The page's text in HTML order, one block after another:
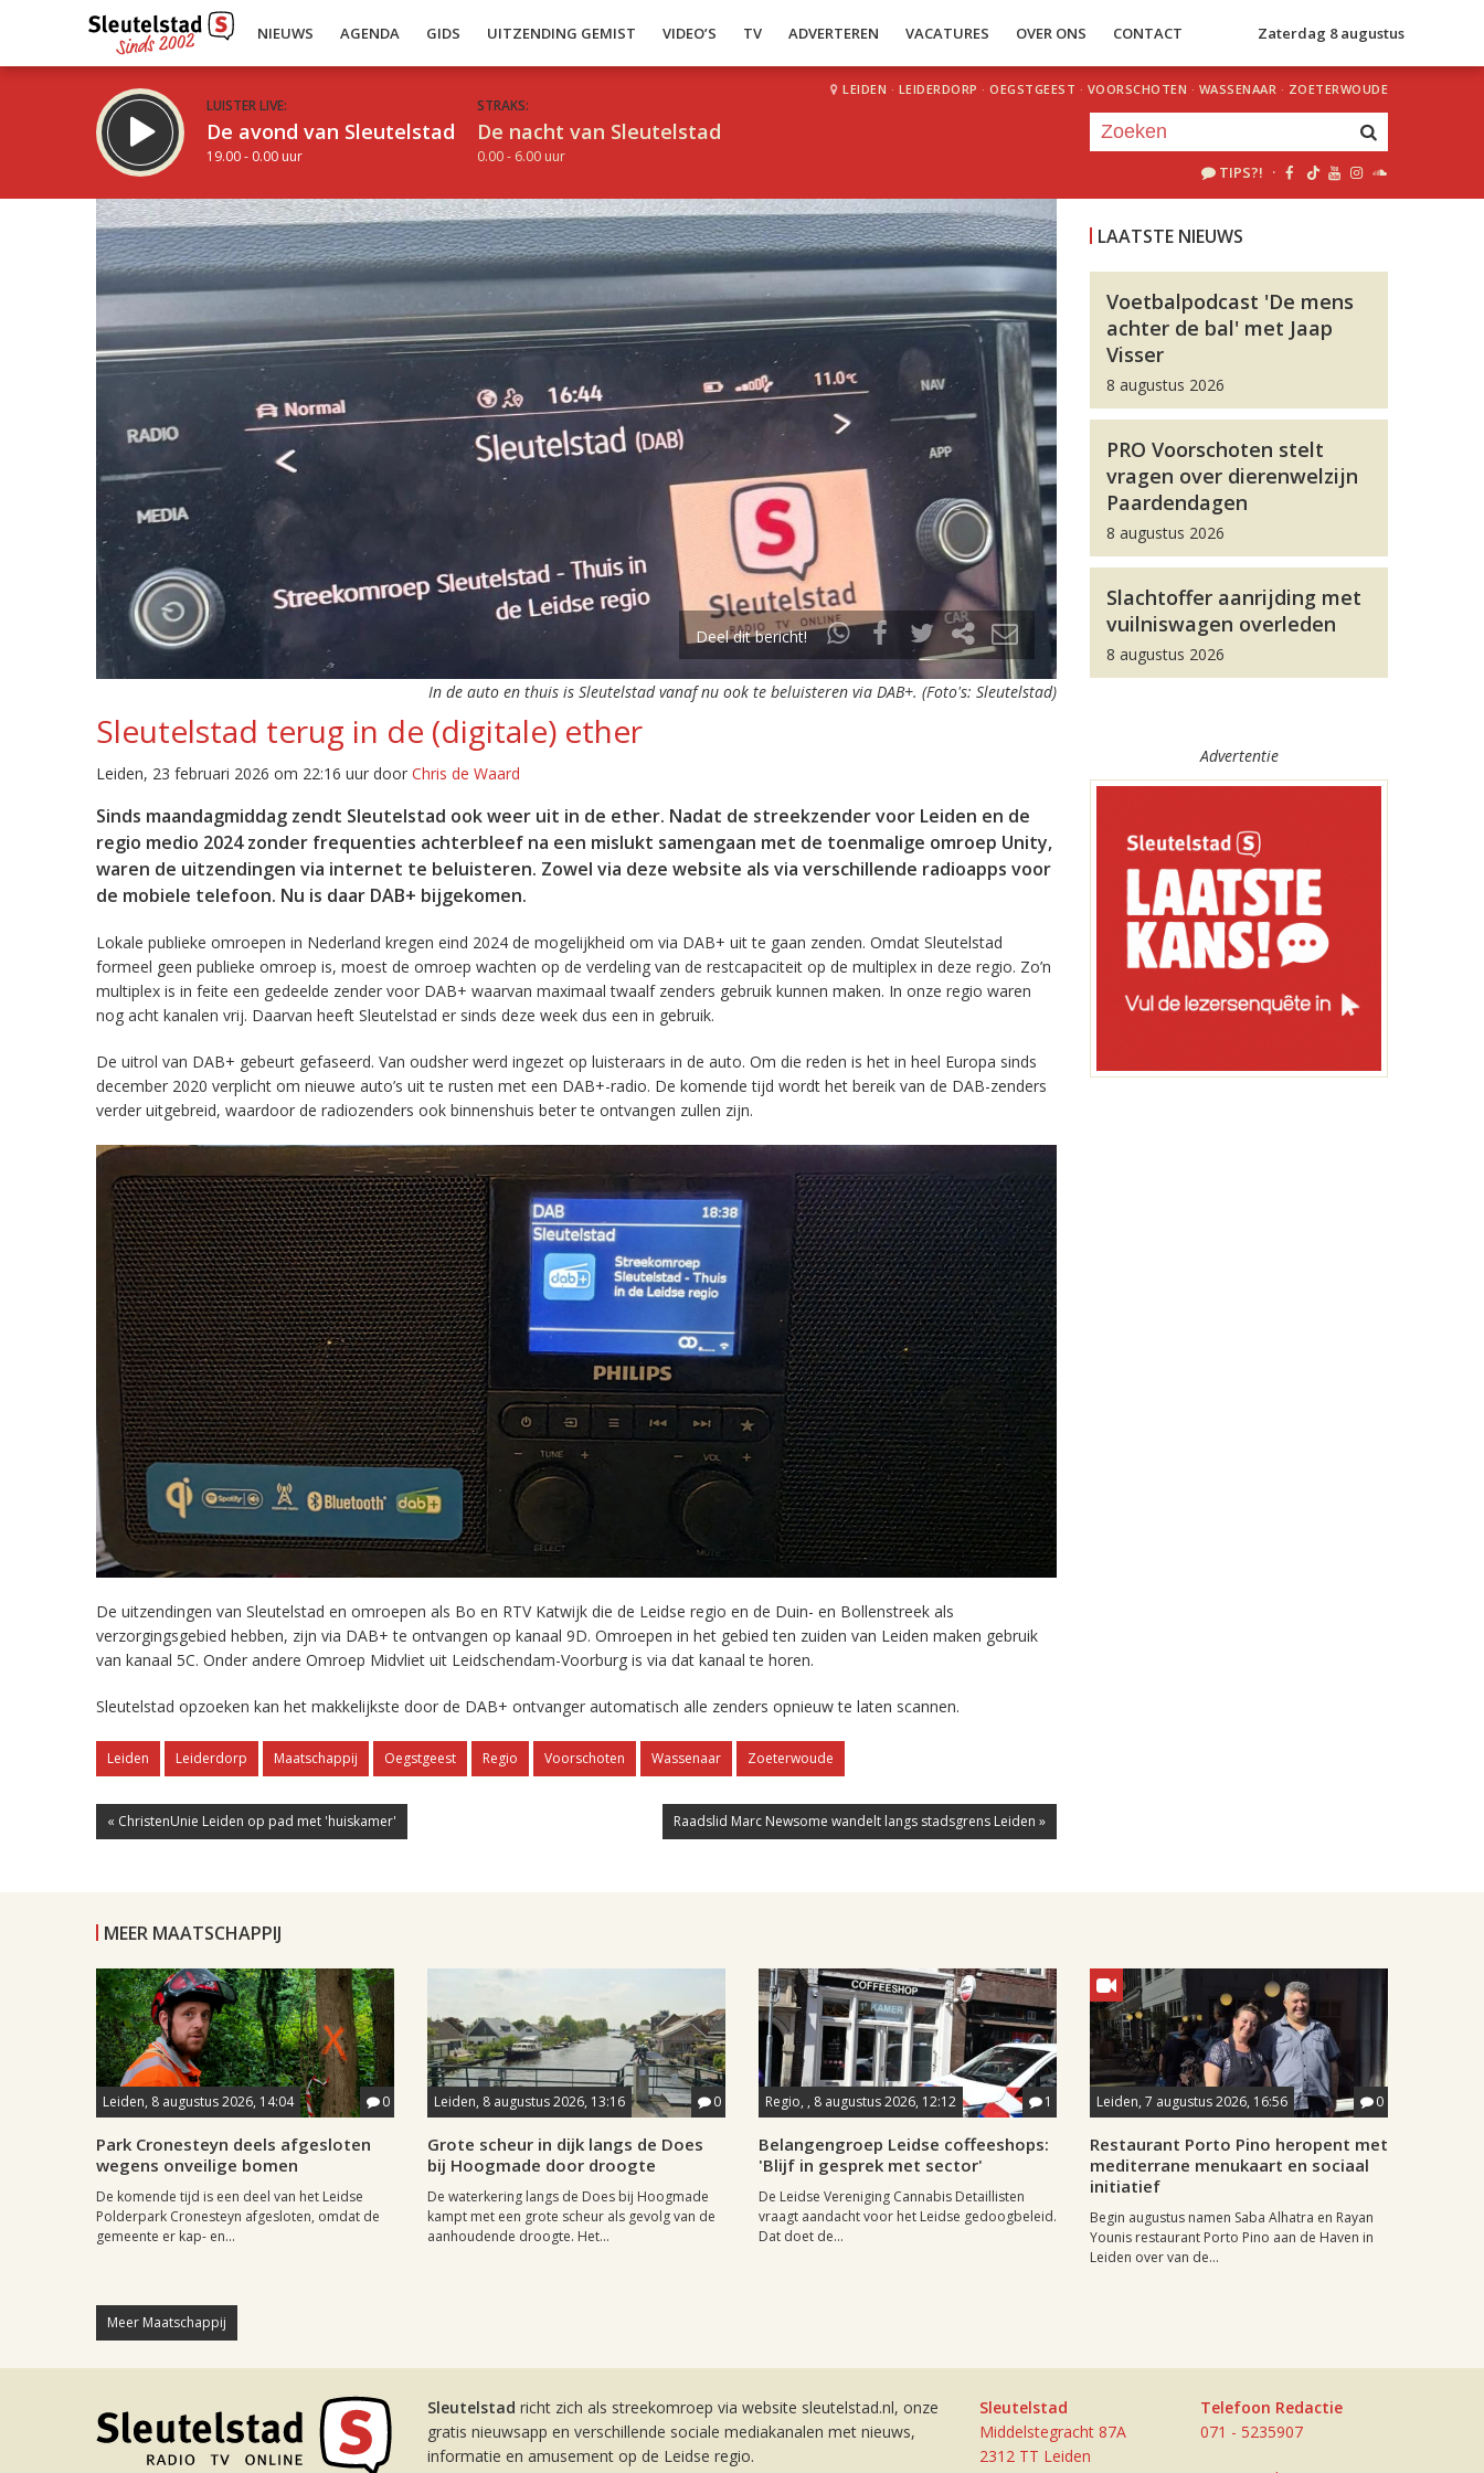
NIEUWS AGENDA GIDS UITZENDING GEMIST VIDEO’S TV ADVERTEREN VACATURES OVER ONS CONTACT Zaterdag 8 augustus
LUISTER LIVE:
De avond van Sleutelstad
19.00 - 0.00 uur
STRAKS:
De nacht van Sleutelstad
0.00 - 6.00 uur
LEIDEN · LEIDERDORP · OEGSTGEEST · VOORSCHOTEN · WASSENAAR · ZOETERWOUDE
TIPS?! ·
Deel dit bericht!
In de auto en thuis is Sleutelstad vanaf nu ook te beluisteren via DAB+. (Foto's: Sleutelstad)
Sleutelstad terug in de (digitale) ether
Leiden, 23 februari 2026 om 22:16 uur door Chris de Waard
Sinds maandagmiddag zendt Sleutelstad ook weer uit in de ether. Nadat de streekzender voor Leiden en de
regio medio 2024 zonder frequenties achterbleef na een mislukt samengaan met de toenmalige omroep Unity,
waren de uitzendingen via internet te beluisteren. Zowel via deze website als via verschillende radioapps voor
de mobiele telefoon. Nu is daar DAB+ bijgekomen.
Lokale publieke omroepen in Nederland kregen eind 2024 de mogelijkheid om via DAB+ uit te gaan zenden. Omdat Sleutelstad
formeel geen publieke omroep is, moest de omroep wachten op de verdeling van de restcapaciteit op de multiplex in deze regio. Zo’n
multiplex is in feite een gedeelde zender voor DAB+ waarvan maximaal twaalf zenders gebruik kunnen maken. In onze regio waren
nog acht kanalen vrij. Daarvan heeft Sleutelstad er sinds deze week dus een in gebruik.
De uitrol van DAB+ gebeurt gefaseerd. Van oudsher werd ingezet op luisteraars in de auto. Om die reden is het in heel Europa sinds
december 2020 verplicht om nieuwe auto’s uit te rusten met een DAB+-radio. De komende tijd wordt het bereik van de DAB-zenders
verder uitgebreid, waardoor de radiozenders ook binnenshuis beter te ontvangen zullen zijn.
De uitzendingen van Sleutelstad en omroepen als Bo en RTV Katwijk die de Leidse regio en de Duin- en Bollenstreek als
verzorgingsgebied hebben, zijn via DAB+ te ontvangen op kanaal 9D. Omroepen in het gebied ten zuiden van Leiden maken gebruik
van kanaal 5C. Onder andere Omroep Midvliet uit Leidschendam-Voorburg is via dat kanaal te horen.
Sleutelstad opzoeken kan het makkelijkste door de DAB+ ontvanger automatisch alle zenders opnieuw te laten scannen.
Leiden Leiderdorp Maatschappij Oegstgeest Regio Voorschoten Wassenaar Zoeterwoude
« ChristenUnie Leiden op pad met 'huiskamer' Raadslid Marc Newsome wandelt langs stadsgrens Leiden »
LAATSTE NIEUWS
Voetbalpodcast 'De mens
achter de bal' met Jaap
Visser
8 augustus 2026
PRO Voorschoten stelt
vragen over dierenwelzijn
Paardendagen
8 augustus 2026
Slachtoffer aanrijding met
vuilniswagen overleden
8 augustus 2026
Advertentie
MEER MAATSCHAPPIJ
Leiden, 8 augustus 2026, 14:04 0
Park Cronesteyn deels afgesloten
wegens onveilige bomen
De komende tijd is een deel van het Leidse
Polderpark Cronesteyn afgesloten, omdat de
gemeente er kap- en...
Leiden, 8 augustus 2026, 13:16 0
Grote scheur in dijk langs de Does
bij Hoogmade door droogte
De waterkering langs de Does bij Hoogmade
kampt met een grote scheur als gevolg van de
aanhoudende droogte. Het...
Regio, , 8 augustus 2026, 12:12 1
Belangengroep Leidse coffeeshops:
'Blijf in gesprek met sector'
De Leidse Vereniging Cannabis Detaillisten
vraagt aandacht voor het Leidse gedoogbeleid.
Dat doet de...
Leiden, 7 augustus 2026, 16:56 0
Restaurant Porto Pino heropent met
mediterrane menukaart en sociaal
initiatief
Begin augustus namen Saba Alhatra en Rayan
Younis restaurant Porto Pino aan de Haven in
Leiden over van de...
Meer Maatschappij
Sleutelstad richt zich als streekomroep via website sleutelstad.nl, onze
gratis nieuwsapp en verschillende sociale mediakanalen met nieuws,
informatie en amusement op de Leidse regio.
Sleutelstad
Middelstegracht 87A
2312 TT Leiden
Telefoon Redactie
071 - 5235907